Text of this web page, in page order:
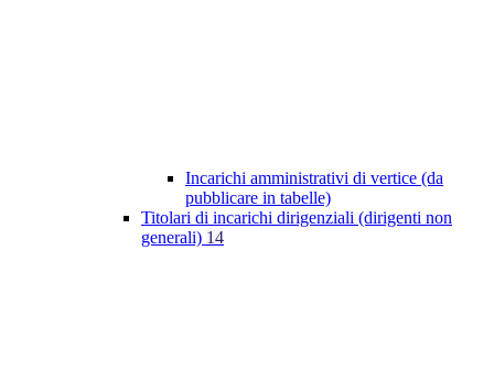
Incarichi amministrativi di vertice (da
pubblicare in tabelle)
Titolari di incarichi dirigenziali (dirigenti non
generali) 14